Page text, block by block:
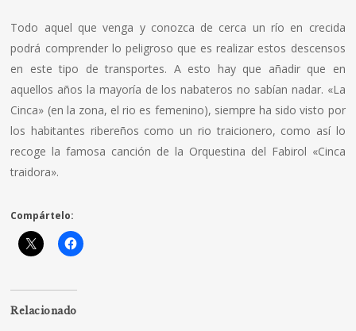
Todo aquel que venga y conozca de cerca un rí­o en crecida
podrá comprender lo peligroso que es realizar estos descensos
en este tipo de transportes. A esto hay que añadir que en
aquellos años la mayorí­a de los nabateros no sabí­an nadar. «La
Cinca» (en la zona, el rio es femenino), siempre ha sido visto por
los habitantes ribereños como un rio traicionero, como así­ lo
recoge la famosa canción de la Orquestina del Fabirol «Cinca
traidora».
Compártelo:
Relacionado